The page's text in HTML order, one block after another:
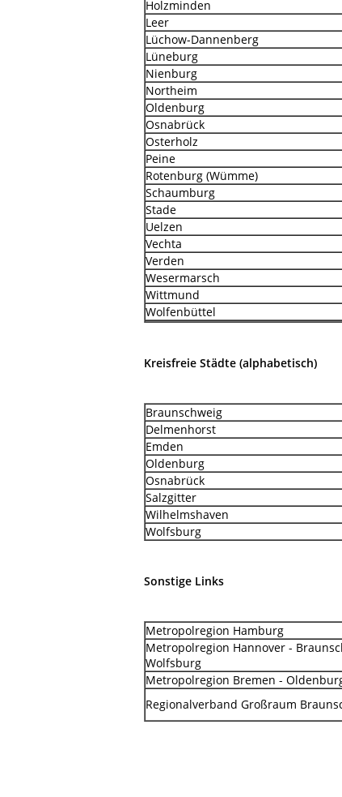
Holzminden
Leer
Lüchow-Dannenberg
Lüneburg
Nienburg
Northeim
Oldenburg
Osnabrück
Osterholz
Peine
Rotenburg (Wümme)
Schaumburg
Stade
Uelzen
Vechta
Verden
Wesermarsch
Wittmund
Wolfenbüttel
Kreisfreie Städte (alphabetisch)
Braunschweig
Delmenhorst
Emden
Oldenburg
Osnabrück
Salzgitter
Wilhelmshaven
Wolfsburg
Sonstige Links
Metropolregion Hamburg
Metropolregion Hannover -
Wolfsburg
Metropolregion Bremen -
Regionalverband Großraum